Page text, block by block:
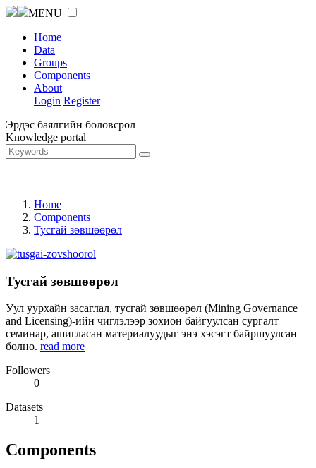
MENU
Home
Data
Groups
Components
About
Login Register
Эрдэс баялгийн боловсрол
Knowledge portal
Home
Components
Тусгай зөвшөөрөл
Тусгай зөвшөөрөл
Уул уурхайн засаглал, тусгай зөвшөөрөл (Mining Governance
and Licensing)-ийн чиглэлээр зохион байгуулсан сургалт
семинар, ашигласан материалуудыг энэ хэсэгт байршуулсан
болно. read more
Followers
0
Datasets
1
Components